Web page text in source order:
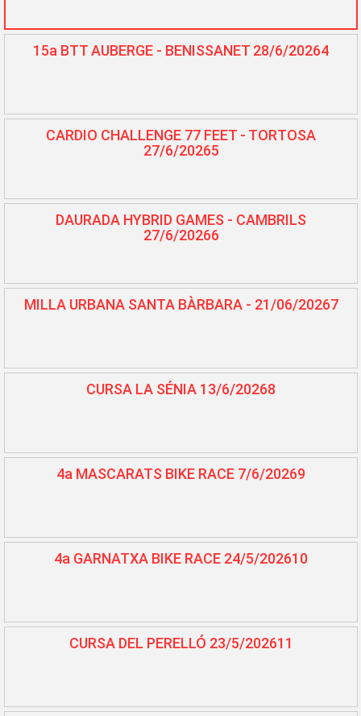
15a BTT AUBERGE - BENISSANET 28/6/20264
CARDIO CHALLENGE 77 FEET - TORTOSA
27/6/20265
DAURADA HYBRID GAMES - CAMBRILS
27/6/20266
MILLA URBANA SANTA BÀRBARA - 21/06/20267
CURSA LA SÉNIA 13/6/20268
4a MASCARATS BIKE RACE 7/6/20269
4a GARNATXA BIKE RACE 24/5/202610
CURSA DEL PERELLÓ 23/5/202611